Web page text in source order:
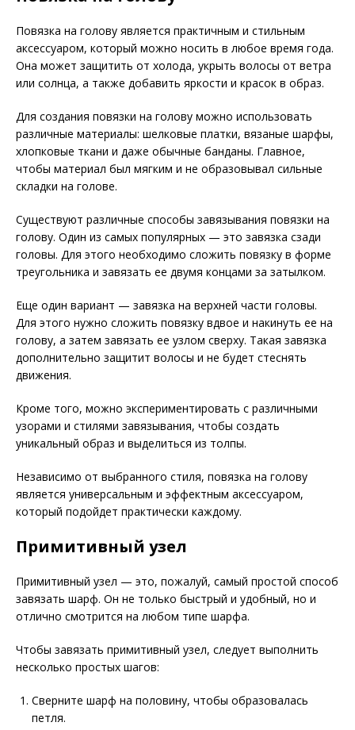
Повязка на голову является практичным и стильным
аксессуаром, который можно носить в любое время года.
Она может защитить от холода, укрыть волосы от ветра
или солнца, а также добавить яркости и красок в образ.
Для создания повязки на голову можно использовать
различные материалы: шелковые платки, вязаные шарфы,
хлопковые ткани и даже обычные банданы. Главное,
чтобы материал был мягким и не образовывал сильные
складки на голове.
Существуют различные способы завязывания повязки на
голову. Один из самых популярных — это завязка сзади
головы. Для этого необходимо сложить повязку в форме
треугольника и завязать ее двумя концами за затылком.
Еще один вариант — завязка на верхней части головы.
Для этого нужно сложить повязку вдвое и накинуть ее на
голову, а затем завязать ее узлом сверху. Такая завязка
дополнительно защитит волосы и не будет стеснять
движения.
Кроме того, можно экспериментировать с различными
узорами и стилями завязывания, чтобы создать
уникальный образ и выделиться из толпы.
Независимо от выбранного стиля, повязка на голову
является универсальным и эффектным аксессуаром,
который подойдет практически каждому.
Примитивный узел
Примитивный узел — это, пожалуй, самый простой способ
завязать шарф. Он не только быстрый и удобный, но и
отлично смотрится на любом типе шарфа.
Чтобы завязать примитивный узел, следует выполнить
несколько простых шагов:
Сверните шарф на половину, чтобы образовалась
петля.